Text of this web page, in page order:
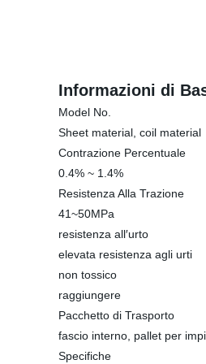
Informazioni di
Model No.
Sheet material, coil material
Contrazione Percentuale
0.4% ~ 1.4%
Resistenza Alla Trazione
41~50MPa
resistenza all′urto
elevata resistenza agli urti
non tossico
raggiungere
Pacchetto di Trasporto
fascio interno, pallet per
Specifiche